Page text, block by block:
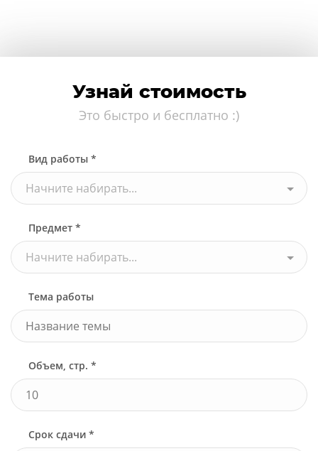
Узнай стоимость
Это быстро и бесплатно :)
Вид работы *
Начните набирать...
Предмет *
Начните набирать...
Тема работы
Объем, стр. *
Срок сдачи *